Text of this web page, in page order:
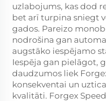
uzlabojums, kas dod
bet arī turpina sniegt
gados. Pareizo
nodrošina gan
augstāko iespējamo
Iespēja gan pielāgot,
daudzumos liek
konsekventai un
kvalitāti. Forgex